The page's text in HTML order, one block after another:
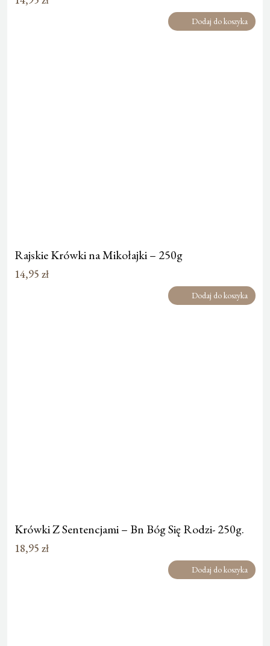
Dodaj do koszyka
Rajskie Krówki na Mikołajki – 250g
14,95 zł
Dodaj do koszyka
Krówki Z Sentencjami – Bn Bóg Się Rodzi- 250g.
18,95 zł
Dodaj do koszyka